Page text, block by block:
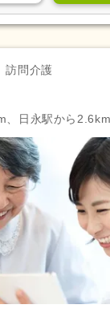
児童発達支援管理責
相談支援従事者初任
幼稚園教諭2種(1)
土日祝休み (154)
年間休日100日以上
有給消化促進 (4,765)
介護休業 (2,117)
冬季休暇 (146)
社会保険完備 (5,652)
企業年金 (285)
退職金あり (2,632)
訪問介護
、日永駅から2.6km